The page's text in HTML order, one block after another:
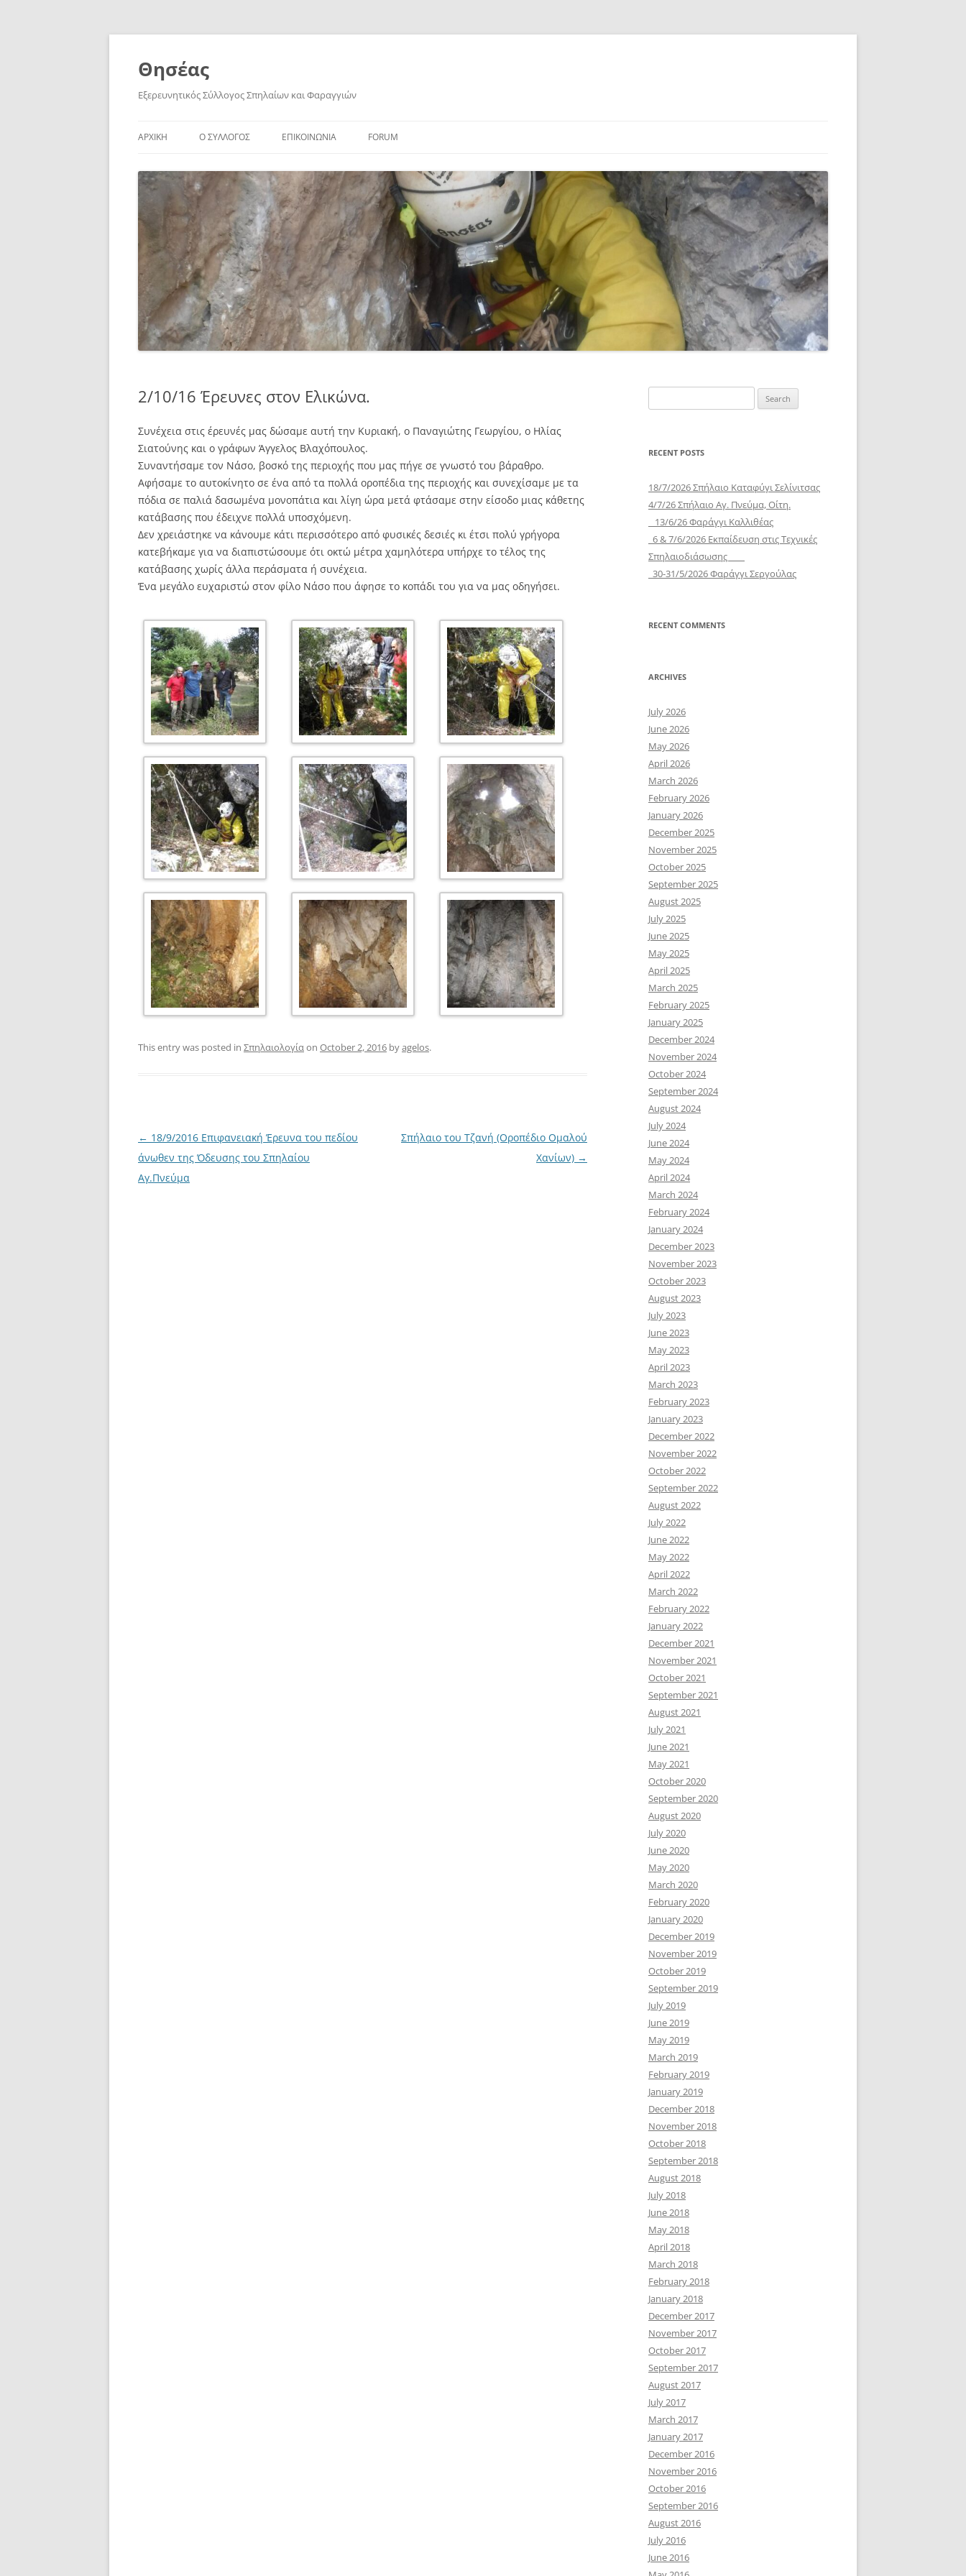
Skip
Θησέας
Εξερευνητικός Σύλλογος Σπηλαίων και Φαραγγιών
ΑΡΧΙΚΗ Ο ΣΥΛΛΟΓΟΣ ΕΠΙΚΟΙΝΩΝΙΑ FORUM
2/10/16 Έρευνες στον Ελικώνα.
Συνέχεια στις έρευνές μας δώσαμε αυτή την Κυριακή, ο Παναγιώτης Γεωργίου, ο Ηλίας
Σιατούνης και ο γράφων Άγγελος Βλαχόπουλος.
Συναντήσαμε τον Νάσο, βοσκό της περιοχής που μας πήγε σε γνωστό του βάραθρο.
Αφήσαμε το αυτοκίνητο σε ένα από τα πολλά οροπέδια της περιοχής και συνεχίσαμε με τα
πόδια σε παλιά δασωμένα μονοπάτια και λίγη ώρα μετά φτάσαμε στην είσοδο μιας κάθετης
κατάβασης που έδειχνε πολλά υποσχόμενη.
Δεν χρειάστηκε να κάνουμε κάτι περισσότερο από φυσικές δεσιές κι έτσι πολύ γρήγορα
κατεβήκαμε για να διαπιστώσουμε ότι οκτώ μέτρα χαμηλότερα υπήρχε το τέλος της
κατάβασης χωρίς άλλα περάσματα ή συνέχεια.
Ένα μεγάλο ευχαριστώ στον φίλο Νάσο που άφησε το κοπάδι του για να μας οδηγήσει.
This entry was posted in Σπηλαιολογία on October 2, 2016 byagelos.
Post
navigation
← 18/9/2016 Επιφανειακή Έρευνα του πεδίου
άνωθεν της Όδευσης του Σπηλαίου
Αγ.Πνεύμα
Σπήλαιο του Τζανή (Οροπέδιο Ομαλού
Χανίων) →
for:
RECENT POSTS
18/7/2026 Σπήλαιο Καταφύγι Σελίνιτσας
4/7/26 Σπήλαιο Αγ. Πνεύμα, Οίτη.
13/6/26 Φαράγγι Καλλιθέας
6 & 7/6/2026 Εκπαίδευση στις Τεχνικές
Σπηλαιοδιάσωσης
30-31/5/2026 Φαράγγι Σεργούλας
RECENT COMMENTS
ARCHIVES
July 2026
June 2026
May 2026
April 2026
March 2026
February 2026
January 2026
December 2025
November 2025
October 2025
September 2025
August 2025
July 2025
June 2025
May 2025
April 2025
March 2025
February 2025
January 2025
December 2024
November 2024
October 2024
September 2024
August 2024
July 2024
June 2024
May 2024
April 2024
March 2024
February 2024
January 2024
December 2023
November 2023
October 2023
August 2023
July 2023
June 2023
May 2023
April 2023
March 2023
February 2023
January 2023
December 2022
November 2022
October 2022
September 2022
August 2022
July 2022
June 2022
May 2022
April 2022
March 2022
February 2022
January 2022
December 2021
November 2021
October 2021
September 2021
August 2021
July 2021
June 2021
May 2021
October 2020
September 2020
August 2020
July 2020
June 2020
May 2020
March 2020
February 2020
January 2020
December 2019
November 2019
October 2019
September 2019
July 2019
June 2019
May 2019
March 2019
February 2019
January 2019
December 2018
November 2018
October 2018
September 2018
August 2018
July 2018
June 2018
May 2018
April 2018
March 2018
February 2018
January 2018
December 2017
November 2017
October 2017
September 2017
August 2017
July 2017
March 2017
January 2017
December 2016
November 2016
October 2016
September 2016
August 2016
July 2016
June 2016